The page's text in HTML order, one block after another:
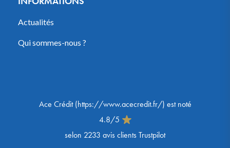
Actualités
Qui sommes-nous ?
Ace Crédit(https://www.acecredit.fr/) est noté
4.8/5
selon 2233 avis clients Trustpilot